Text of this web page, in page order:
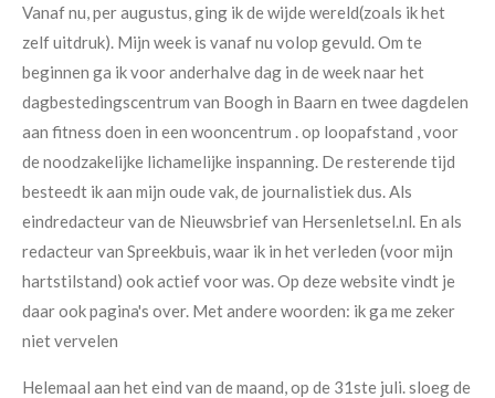
Vanaf nu, per augustus, ging ik de wijde wereld(zoals ik het
zelf uitdruk). Mijn week is vanaf nu volop gevuld. Om te
beginnen ga ik voor anderhalve dag in de week naar het
dagbestedingscentrum van Boogh in Baarn en twee dagdelen
aan fitness doen in een wooncentrum . op loopafstand , voor
de noodzakelijke lichamelijke inspanning. De resterende tijd
besteedt ik aan mijn oude vak, de journalistiek dus. Als
eindredacteur van de Nieuwsbrief van Hersenletsel.nl. En als
redacteur van Spreekbuis, waar ik in het verleden (voor mijn
hartstilstand) ook actief voor was. Op deze website vindt je
daar ook pagina's over. Met andere woorden: ik ga me zeker
niet vervelen
Helemaal aan het eind van de maand, op de 31ste juli. sloeg de